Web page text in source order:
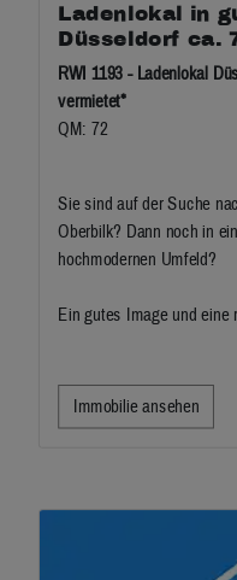
Ladenlokal in
Düsseldorf ca.
RWI 1193 - Ladenlokal
vermietet*
QM: 72
Sie sind auf der Suche
Oberbilk? Dann noch in
hochmodernen Umfeld?
Ein gutes Image und
Immobilie ansehen